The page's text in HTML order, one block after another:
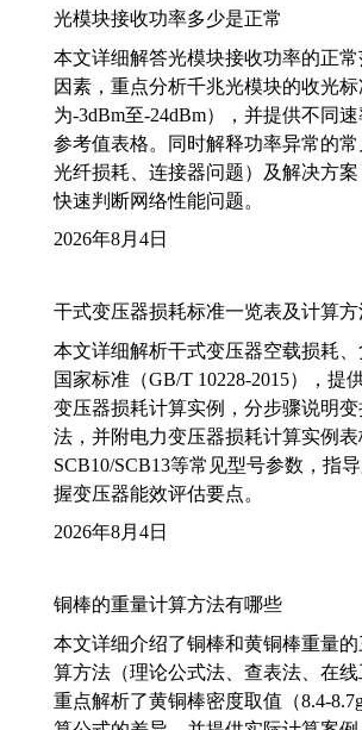
光模块接收功率多少是正常
本文详细解答光模块接收功率的正
因素，重点分析千兆光模块的收光
为-3dBm至-24dBm），并提供不同
参考值表格。同时解释功率异常的
光纤损耗、连接器问题）及解决方
快速判断网络性能问题。
2026年8月4日
干式变压器损耗标准一览表及计算方
本文详细解析干式变压器空载损耗
国家标准（GB/T 10228-2015），提
变压器损耗计算实例，分步骤说明
法，并附电力变压器损耗计算实例
SCB10/SCB13等常见型号参数，指
握变压器能效评估要点。
2026年8月4日
铜棒的重量计算方法有哪些
本文详细介绍了铜棒和黄铜棒重量
算方法（理论公式法、查表法、在线
重点解析了黄铜棒密度取值（8.4-